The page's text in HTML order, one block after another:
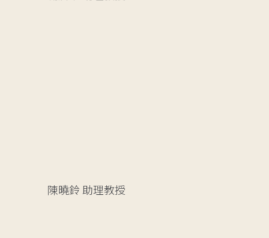
陳曉鈴 助理教授